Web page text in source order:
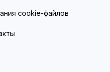
cookie-файлов